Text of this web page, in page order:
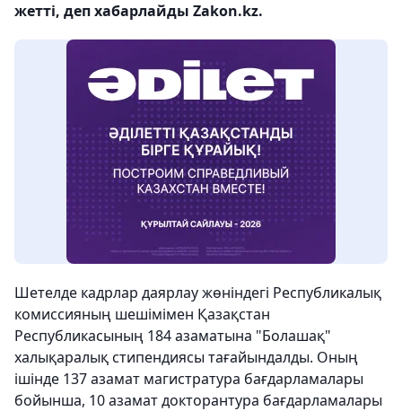
жетті, деп хабарлайды Zakon.kz.
Шетелде кадрлар даярлау жөніндегі Республикалық
комиссияның шешімімен Қазақстан
Республикасының 184 азаматына "Болашақ"
халықаралық стипендиясы тағайындалды. Оның
ішінде 137 азамат магистратура бағдарламалары
бойынша, 10 азамат докторантура бағдарламалары